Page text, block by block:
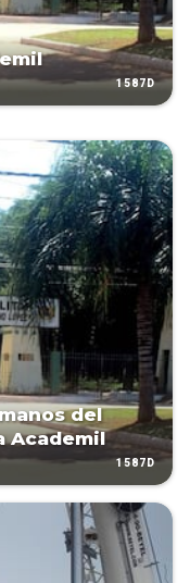
1587D
del
Academil
1587D